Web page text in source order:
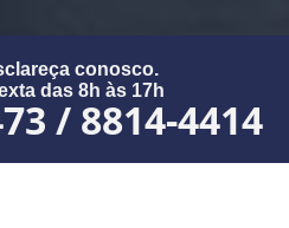
conosco.
das 8h às 17h
/ 8814-4414